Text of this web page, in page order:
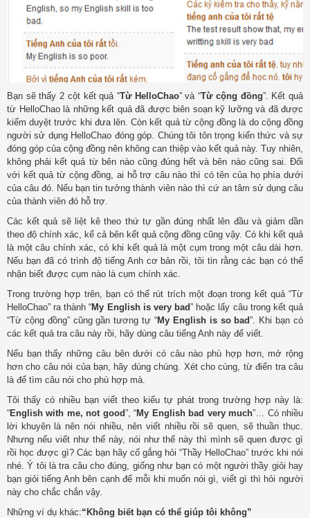
Bạn sẽ thấy 2 cột kết quả “Từ HelloChao” và “Từ cộng đồng”. Kết quả
từ HelloChao là những kết quả đã được biên soạn kỹ lưỡng và đã được
kiểm duyệt trước khi đưa lên. Còn kết quả từ cộng đồng là do cộng đồng
người sử dụng HelloChao đóng góp. Chúng tôi tôn trọng kiến thức và sự
đóng góp của cộng đồng nên không can thiệp vào kết quả này. Tuy nhiên,
không phải kết quả từ bên nào cũng đúng hết và bên nào cũng sai. Đối
với kết quả từ cộng đồng, ai hỗ trợ câu nào thì có tên của họ phía dưới
của câu đó. Nếu bạn tin tưởng thành viên nào thì cứ an tâm sử dụng câu
của thành viên đó hỗ trợ.
Các kết quả sẽ liệt kê theo thứ tự gần đúng nhất lên đầu và giảm dần
theo độ chính xác, kể cả bên kết quả cộng đồng cũng vậy. Có khi kết quả
là một câu chính xác, có khi kết quả là một cụm trong một câu dài hơn.
Nếu bạn đã có trình độ tiếng Anh cơ bản rồi, tôi tin rằng các bạn có thể
nhận biết được cụm nào là cụm chính xác.
Trong trường hợp trên, bạn có thể rút trích một đoạn trong kết quả “Từ
HelloChao” ra thành “My English is very bad” hoặc lấy câu trong kết quả
“Từ cộng đồng” cũng gần tương tự “My English is so bad”. Khi bạn có
các kết quả tra câu này rồi, hãy dùng câu tiếng Anh này để viết.
Nếu bạn thấy những câu bên dưới có câu nào phù hợp hơn, mở rộng
hơn cho câu nói của bạn, hãy dùng chúng. Xét cho cùng, từ điển tra câu
là để tìm câu nói cho phù hợp mà.
Tôi thấy có nhiều bạn viết theo kiểu tự phát trong trường hợp này là:
“English with me, not good”, “My English bad very much”… Có nhiều
lời khuyên là nên nói nhiều, nên viết nhiều rồi sẽ quen, sẽ thuần thục.
Nhưng nếu viết như thế này, nói như thế này thì mình sẽ quen được gì
rồi học được gì? Các bạn hãy cố gắng hỏi “Thầy HelloChao” trước khi nói
nhé. Ý tôi là tra câu cho đúng, giống như bạn có một người thầy giỏi hay
bạn giỏi tiếng Anh bên cạnh để mỗi khi muốn nói gì, viết gì thì hỏi người
này cho chắc chắn vậy.
Những ví dụ khác:“Không biết bạn có thể giúp tôi không”